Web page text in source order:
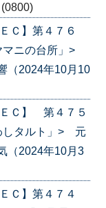
(0800)
Ｃ】第４７６
マニの台所」>
（2024年10月10
ＥＣ】 第４７５
しタルト」> 元
（2024年10月3
Ｃ】第４７４